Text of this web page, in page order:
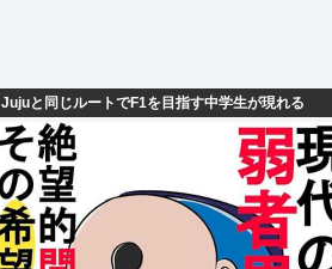
Jujuと同じルートでF1を目指す中学生が現れる